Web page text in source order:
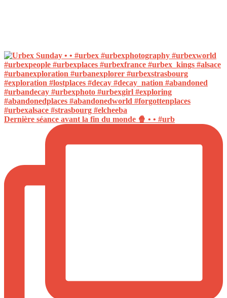
Dernière séance avant la fin du monde 🍿 • • #urb